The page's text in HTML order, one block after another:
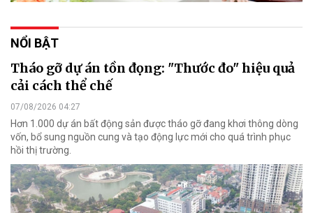
NỔI BẬT
Tháo gỡ dự án tồn đọng: "Thước đo" hiệu quả
cải cách thể chế
07/08/2026 04:27
Hơn 1.000 dự án bất động sản được tháo gỡ đang khơi thông dòng
vốn, bổ sung nguồn cung và tạo động lực mới cho quá trình phục
hồi thị trường.